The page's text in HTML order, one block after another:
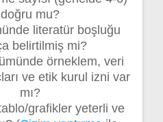
doğru mu?
literatür boşluğu
belirtilmiş mi?
örneklem, veri
ve etik kurul izni var
mı?
grafikler yeterli ve